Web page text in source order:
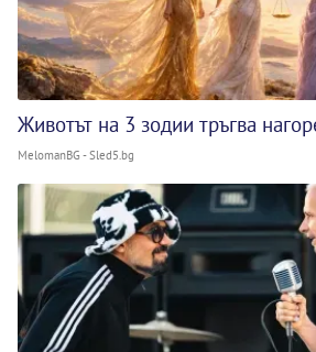
Животът на 3 зодии тръгва
MelomanBG - Sled5.bg